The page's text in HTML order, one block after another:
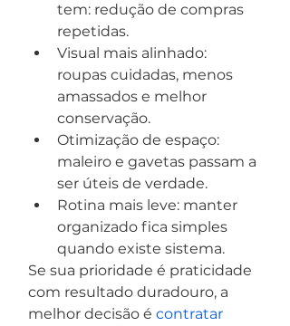
tem: redução de compras
repetidas.
Visual mais alinhado:
roupas cuidadas, menos
amassados e melhor
conservação.
Otimização de espaço:
maleiro e gavetas passam a
ser úteis de verdade.
Rotina mais leve: manter
organizado fica simples
quando existe sistema.
Se sua prioridade é praticidade
com resultado duradouro, a
melhor decisão é contratar